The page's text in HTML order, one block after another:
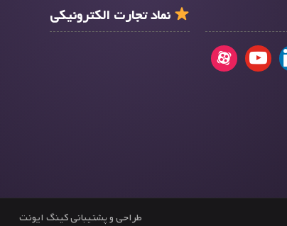
نماد تجارت الکترونیکی
طراحی و پشتیبانی کینگ ایونت